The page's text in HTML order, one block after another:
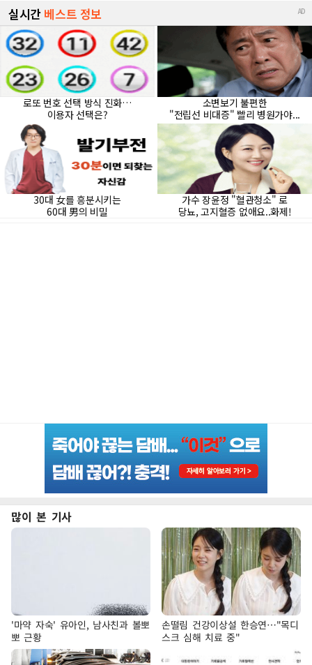
많이 본 기사
'마약 자숙' 유아인, 남사친과 볼뽀
뽀 근황
손떨림 건강이상설 한승연…"목디
스크 심해 치료 중"